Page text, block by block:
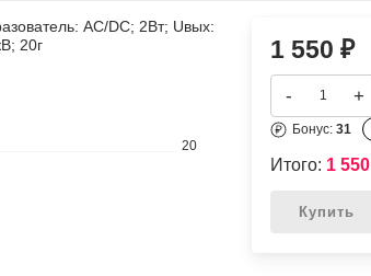
AC/DC; 2Вт; Uвых:
20г
20
1 550 ₽
- +
Бонус: 31
Итого: 1 550
Купить